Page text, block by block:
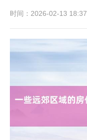
时间：2026-02-13 18:37